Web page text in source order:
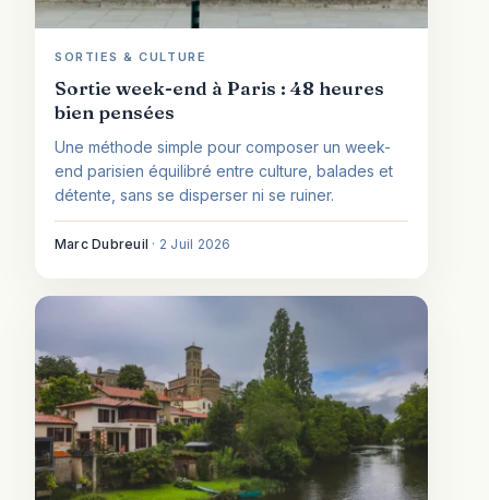
SORTIES & CULTURE
Sortie week-end à Paris : 48 heures
bien pensées
Une méthode simple pour composer un week-
end parisien équilibré entre culture, balades et
détente, sans se disperser ni se ruiner.
Marc Dubreuil · 2 Juil 2026